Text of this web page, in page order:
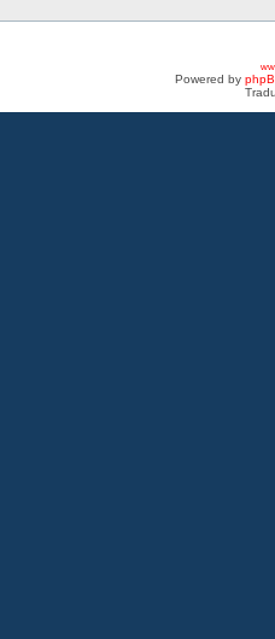
Powered by